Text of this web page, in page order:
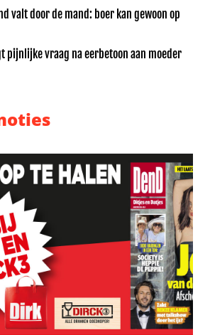
valt door de mand: boer kan gewoon op
pijnlijke vraag na eerbetoon aan moeder